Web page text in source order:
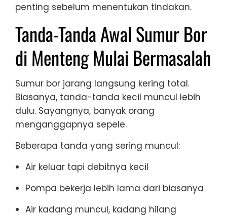
penting sebelum menentukan tindakan.
Tanda-Tanda Awal Sumur Bor
di Menteng Mulai Bermasalah
Sumur bor jarang langsung kering total.
Biasanya, tanda-tanda kecil muncul lebih
dulu. Sayangnya, banyak orang
menganggapnya sepele.
Beberapa tanda yang sering muncul:
Air keluar tapi debitnya kecil
Pompa bekerja lebih lama dari biasanya
Air kadang muncul, kadang hilang